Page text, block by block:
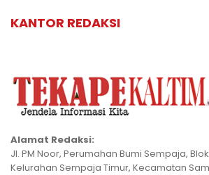
KANTOR REDAKSI
Alamat Redaksi:
Jl. PM Noor, Perumahan Bumi Sempaja, Blok
Kelurahan Sempaja Timur, Kecamatan